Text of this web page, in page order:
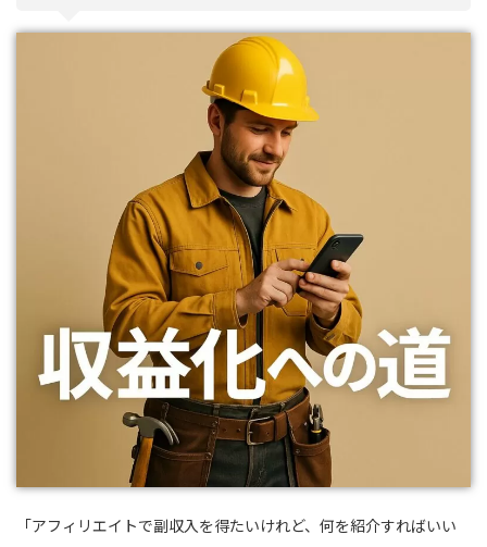
「アフィリエイトで副収入を得たいけれど、何を紹介すればいい